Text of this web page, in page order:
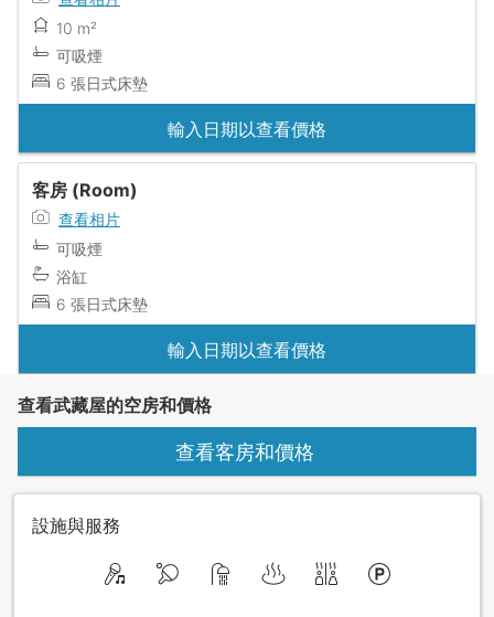
10 m²
可吸煙
6 張日式床墊
輸入日期以查看價格
客房 (Room)
查看相片
可吸煙
浴缸
6 張日式床墊
輸入日期以查看價格
查看武藏屋的空房和價格
查看客房和價格
設施與服務